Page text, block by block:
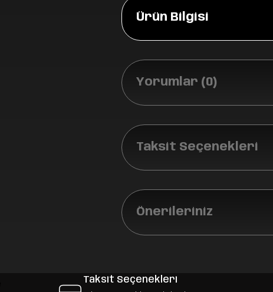
Ürün Bilgisi
Yorumlar (0)
Taksit Seçenekleri
Önerileriniz
Taksit Seçenekleri